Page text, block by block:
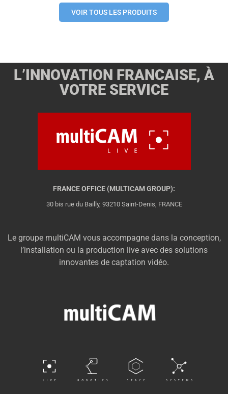
VOIR TOUS LES PRODUITS
L’INNOVATION FRANCAISE, À
VOTRE SERVICE
FRANCE OFFICE (MULTICAM GROUP):
30 bis rue du Bailly, 93210 Saint-Denis, FRANCE
Le groupe multiCAM vous accompagne dans la conception,
l’installation ou la production live avec des solutions
innovantes de captation vidéo.